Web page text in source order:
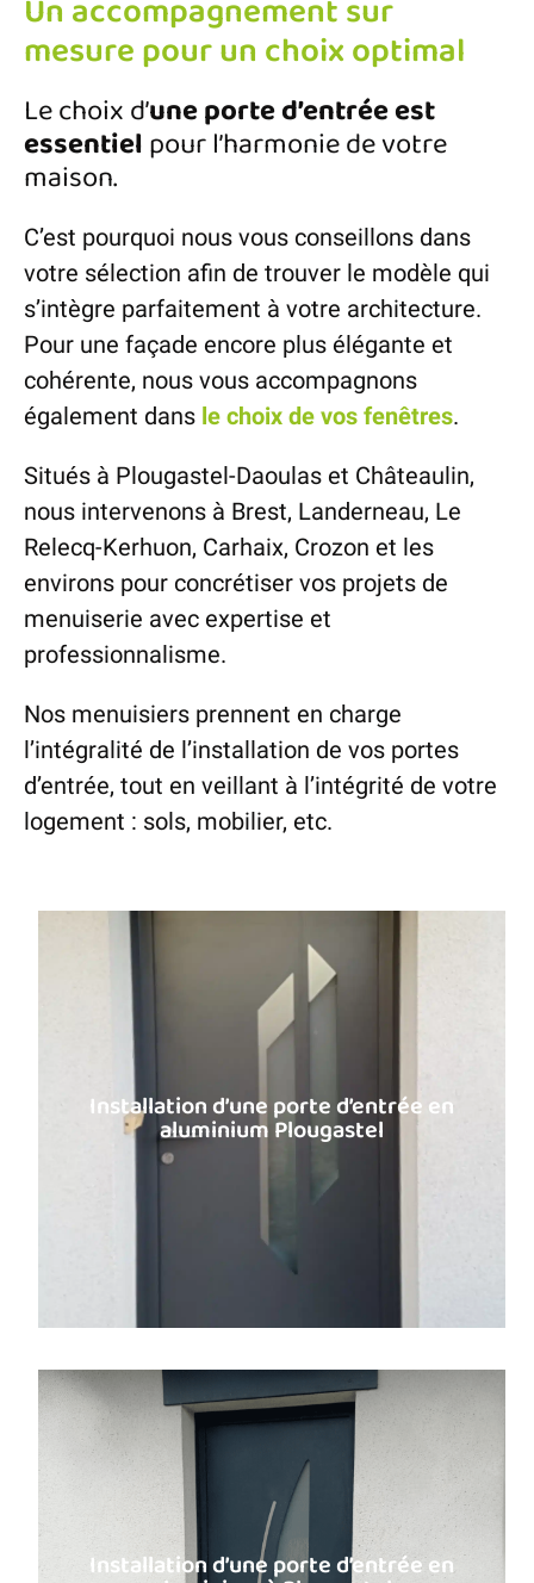
Un accompagnement sur
mesure pour un choix optimal
Le choix d’une porte d’entrée est
essentielpour l’harmonie de votre
maison.
C’est pourquoi nous vous conseillons dans
votre sélection afin de trouver le modèle qui
s’intègre parfaitement à votre architecture.
Pour une façade encore plus élégante et
cohérente, nous vous accompagnons
également dans le choix de vos fenêtres.
Situés à Plougastel-Daoulas et Châteaulin,
nous intervenons à Brest, Landerneau, Le
Relecq-Kerhuon, Carhaix, Crozon et les
environs pour concrétiser vos projets de
menuiserie avec expertise et
professionnalisme.
Nos menuisiers prennent en charge
l’intégralité de l’installation de vos portes
d’entrée, tout en veillant à l’intégrité de votre
logement : sols, mobilier, etc.
Installation d’une porte d’entrée en
aluminium Plougastel
Installation d’une porte d’entrée en